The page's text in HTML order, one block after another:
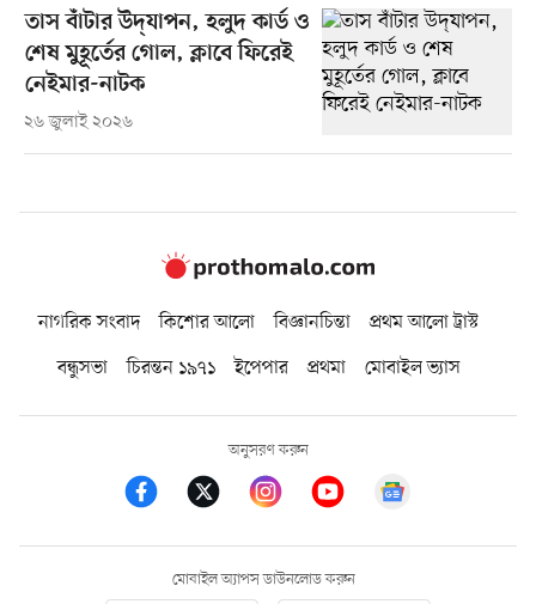
তাস বাঁটার উদ্‌যাপন, হলুদ কার্ড ও
শেষ মুহূর্তের গোল, ক্লাবে ফিরেই
নেইমার-নাটক
২৬ জুলাই ২০২৬
নাগরিক সংবাদ কিশোর আলো বিজ্ঞানচিন্তা
প্রথম আলো ট্রাস্ট
বন্ধুসভা
চিরন্তন ১৯৭১ ইপেপার প্রথমা মোবাইল ভ্যাস
অনুসরণ করুন
মোবাইল অ্যাপস ডাউনলোড করুন